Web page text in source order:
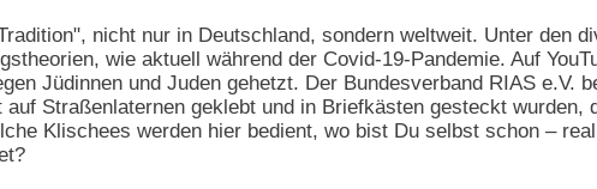
nicht nur in Deutschland, sondern weltweit. Unter den
wie aktuell während der Covid-19-Pandemie. Auf
Jüdinnen und Juden gehetzt. Der Bundesverband RIAS e.V.
Straßenlaternen geklebt und in Briefkästen gesteckt wurden,
Klischees werden hier bedient, wo bist Du selbst schon –